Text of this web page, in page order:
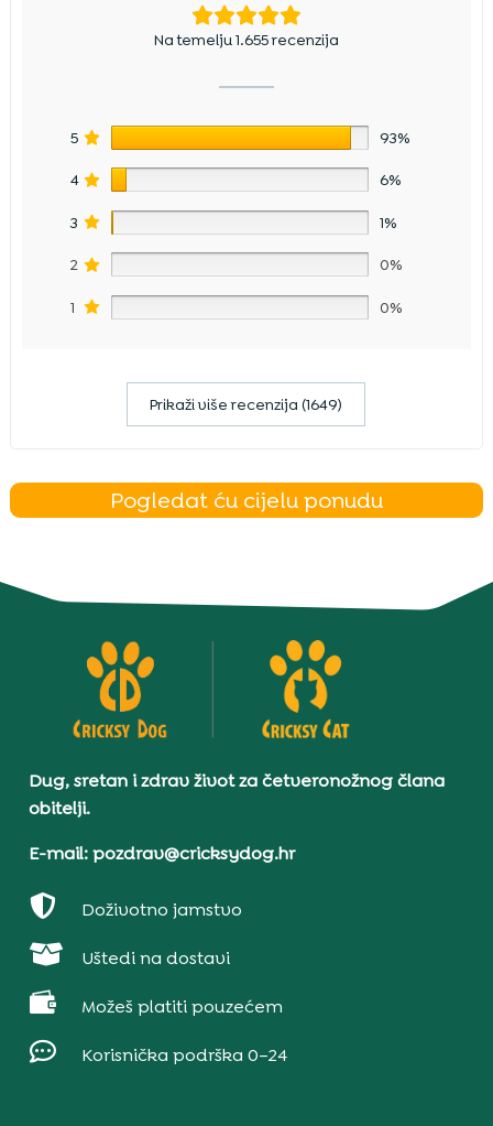
Na temelju 1.655 recenzija
5 93%
4 6%
3 1%
2 0%
1 0%
Prikaži više recenzija (1649)
Pogledat ću cijelu ponudu
Dug, sretan i zdrav život za četveronožnog člana
obitelji.
E-mail: pozdrav@cricksydog.hr
 Doživotno jamstvo
 Uštedi na dostavi
 Možeš platiti pouzećem
 Korisnička podrška 0–24